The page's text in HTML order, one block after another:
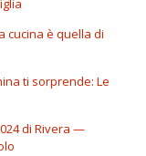
cucina è quella di
ti sorprende: Le
di Rivera —